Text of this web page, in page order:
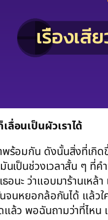
ลื่อนเป็นผัวเราได้
พร้อมกัน ดังนั้นสิ่งที่เ
เป็นช่วงเวลาสั้น ๆ ที่ค
ธอนะ ว่าแอบมาร้านเ
นจนหยอกล้อกันได้ แล้
ล้ว พอฉันถามว่าที่ไหน